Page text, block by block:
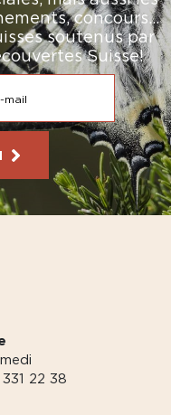
concours…
soutenus par
Suisse!
22 38